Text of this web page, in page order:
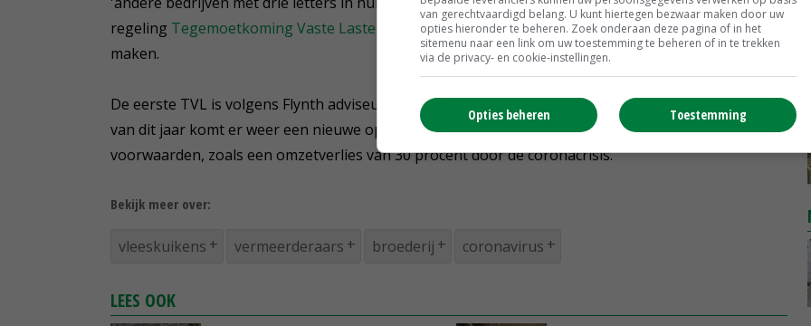
regeling Tegemoetkoming Vaste Lasten
(TVL). Daar kunnen ook pluimveehouders gebruik van
maken.
De eerste TVL is volgens Flynth adviseurs en accountants al afgesloten. Voor het vierde kwartaal
van dit jaar komt er weer een nieuwe optie. Om mee te kunnen doen, gelden een aantal
voorwaarden, zoals een omzetverlies van 30 procent door de coronacrisis.
Bekijk meer over:
vleeskuikens vermeerderaars broederij coronavirus
LEES OOK
van gerechtvaardigd belang. U kunt hiertegen bezwaar maken door uw
opties hieronder te beheren. Zoek onderaan deze pagina of in het
sitemenu naar een link om uw toestemming te beheren of in te trekken
via de privacy- en cookie-instellingen.
Toestemming
Opties beheren